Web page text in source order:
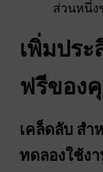
ส่วนหนึ่ง
เพิ่มปร
ฟรีของ
เคล็ดลับ สำ
ทดลองใช้ง